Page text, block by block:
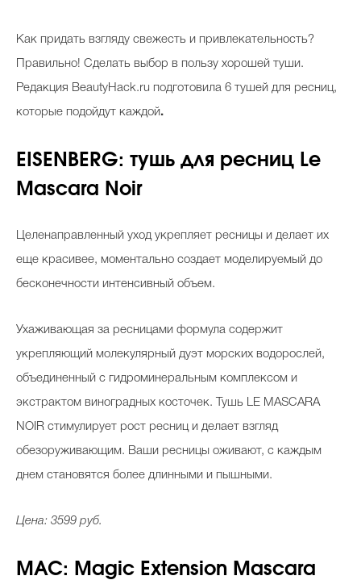
Как придать взгляду свежесть и привлекательность?
Правильно! Сделать выбор в пользу хорошей туши.
Редакция BeautyHack.ru подготовила 6 тушей для ресниц,
которые подойдут каждой.
EISENBERG: тушь для ресниц Le
Mascara Noir
Целенаправленный уход укрепляет ресницы и делает их
еще красивее, моментально создает моделируемый до
бесконечности интенсивный объем.
Ухаживающая за ресницами формула содержит
укрепляющий молекулярный дуэт морских водорослей,
объединенный с гидроминеральным комплексом и
экстрактом виноградных косточек. Тушь LE MASCARA
NOIR стимулирует рост ресниц и делает взгляд
обезоруживающим. Ваши ресницы оживают, с каждым
днем становятся более длинными и пышными.
Цена: 3599 руб.
MAC: Magic Extension Mascara